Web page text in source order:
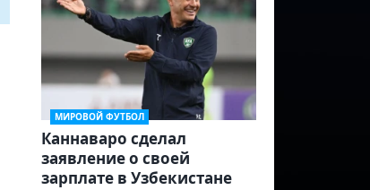
МИРОВОЙ ФУТБОЛ
Каннаваро сделал
заявление о своей
зарплате в Узбекистане